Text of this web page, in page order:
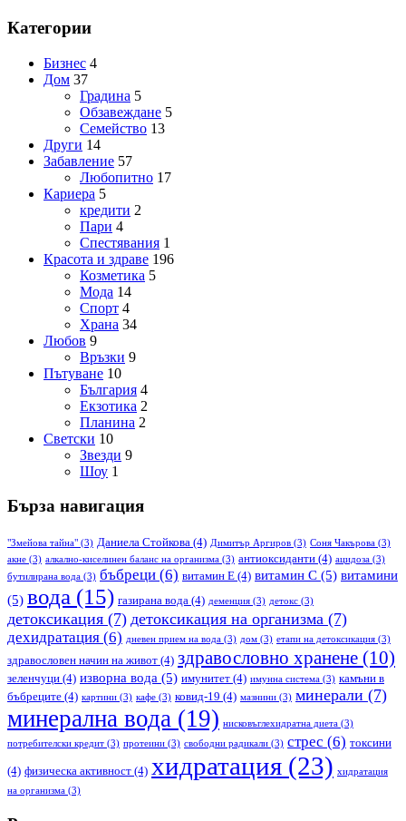
Категории
Бизнес 4
Дом 37
Градина 5
Обзавеждане 5
Семейство 13
Други 14
Забавление 57
Любопитно 17
Кариера 5
кредити 2
Пари 4
Спестявания 1
Красота и здраве 196
Козметика 5
Мода 14
Спорт 4
Храна 34
Любов 9
Връзки 9
Пътуване 10
България 4
Екзотика 2
Планина 2
Светски 10
Звезди 9
Шоу 1
Бърза навигация
"Змейова тайна" (3) Даниела Стойкова (4) Димитър Аргиров (3) Соня Чакърова (3)
акне (3) алкално-киселинен баланс на организма (3) антиоксиданти (4) ацидоза (3)
бутилирана вода (3) бъбреци (6) витамин Е (4) витамин С (5) витамини
(5) вода (15) газирана вода (4) деменция (3) детокс (3)
детоксикация (7) детоксикация на организма (7)
дехидратация (6) дневен прием на вода (3) дом (3) етапи на детоксикация (3)
здравословен начин на живот (4) здравословно хранене (10)
зеленчуци (4) изворна вода (5) имунитет (4) имунна система (3) камъни в
бъбреците (4) картини (3) кафе (3) ковид-19 (4) мазнини (3) минерали (7)
минерална вода (19) нисковъглехидратна диета (3)
потребителски кредит (3) протеини (3) свободни радикали (3) стрес (6) токсини
(4) физическа активност (4) хидратация (23) хидратация
на организма (3)